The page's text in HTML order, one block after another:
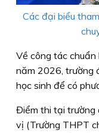
Các đại biểu
Về công tác chuẩn
năm 2026, trường
học sinh để có
Điểm thi tại trường
vị (Trường THPT